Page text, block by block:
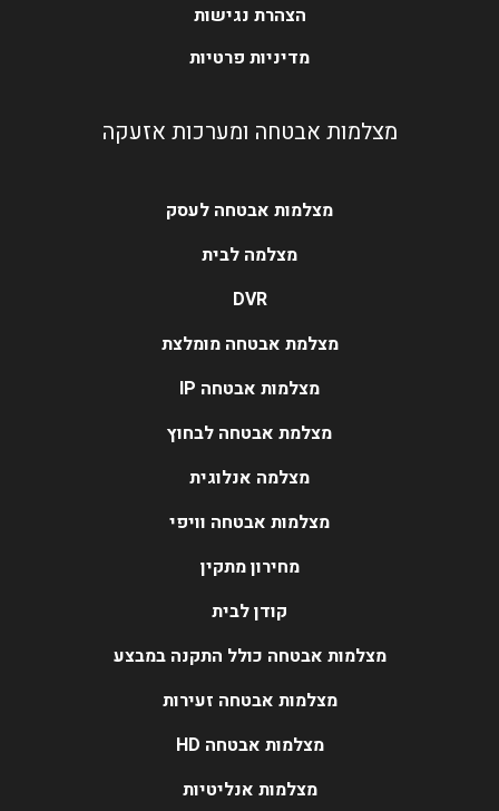
הצהרת נגישות
מדיניות פרטיות
מצלמות אבטחה ומערכות אזעקה
מצלמות אבטחה לעסק
מצלמה לבית
DVR
מצלמת אבטחה מומלצת
מצלמות אבטחה IP
מצלמת אבטחה לבחוץ
מצלמה אנלוגית
מצלמות אבטחה וויפי
מחירון מתקין
קודן לבית
מצלמות אבטחה כולל התקנה במבצע
מצלמות אבטחה זעירות
מצלמות אבטחה HD
מצלמות אנליטיות